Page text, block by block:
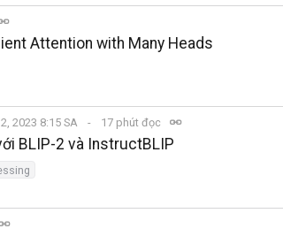
Attention with Many Heads
2023 8:15 SA 17 phút đọc
BLIP-2 và InstructBLIP